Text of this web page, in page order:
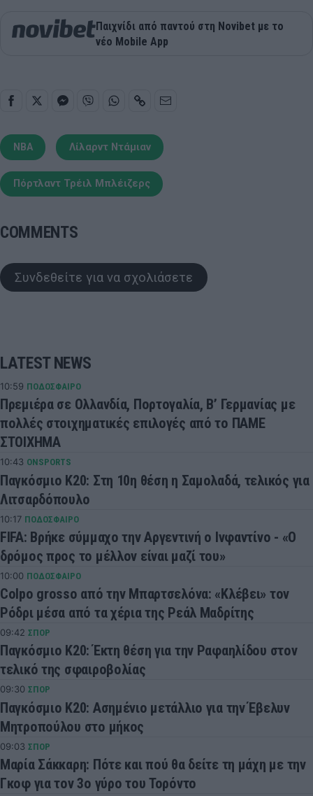
Παιχνίδι από παντού στη Novibet με το
νέο Mobile App
NBA Λίλαρντ Ντάμιαν
Πόρτλαντ Τρέιλ Μπλέιζερς
COMMENTS
Συνδεθείτε για να σχολιάσετε
LATEST NEWS
10:59 ΠΟΔΟΣΦΑΙΡΟ
Πρεμιέρα σε Ολλανδία, Πορτογαλία, Β’ Γερμανίας με
πολλές στοιχηματικές επιλογές από το ΠΑΜΕ
ΣΤΟΙΧΗΜΑ
10:43 ONSPORTS
Παγκόσμιο Κ20: Στη 10η θέση η Σαμολαδά, τελικός για
Λιτσαρδόπουλο
10:17 ΠΟΔΟΣΦΑΙΡΟ
FIFA: Βρήκε σύμμαχο την Αργεντινή ο Ινφαντίνο - «Ο
δρόμος προς το μέλλον είναι μαζί του»
10:00 ΠΟΔΟΣΦΑΙΡΟ
Colpo grosso από την Μπαρτσελόνα: «Κλέβει» τον
Ρόδρι μέσα από τα χέρια της Ρεάλ Μαδρίτης
09:42 ΣΠΟΡ
Παγκόσμιο Κ20: Έκτη θέση για την Ραφαηλίδου στον
τελικό της σφαιροβολίας
09:30 ΣΠΟΡ
Παγκόσμιο Κ20: Ασημένιο μετάλλιο για την Έβελυν
Μητροπούλου στο μήκος
09:03 ΣΠΟΡ
Μαρία Σάκκαρη: Πότε και πού θα δείτε τη μάχη με την
Γκοφ για τον 3ο γύρο του Τορόντο